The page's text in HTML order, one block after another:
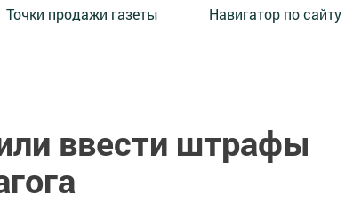
Точки продажи газеты Навигатор по сайту
ввести штрафы